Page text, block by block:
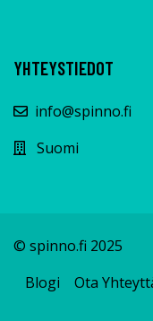
YHTEYSTIEDOT
info@spinno.fi
Suomi
© spinno.fi 2025
Blogi
Ota